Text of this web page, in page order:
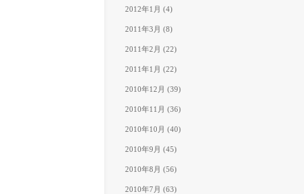
2012年1月 (4)
2011年3月 (8)
2011年2月 (22)
2011年1月 (22)
2010年12月 (39)
2010年11月 (36)
2010年10月 (40)
2010年9月 (45)
2010年8月 (56)
2010年7月 (63)